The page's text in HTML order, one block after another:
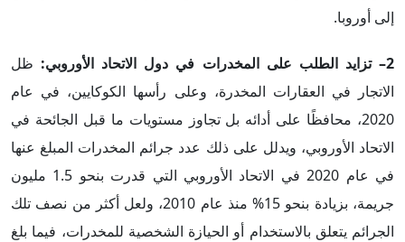
إلى أوروبا.
2– تزايد الطلب على المخدرات في دول الاتحاد الأوروبي:
ظل
الاتجار في العقارات المخدرة، وعلى رأسها الكوكايين، في عام
2020، محافظًا على أدائه بل تجاوز مستويات ما قبل الجائحة في
الاتحاد الأوروبي، ويدلل على ذلك عدد جرائم المخدرات المبلغ عنها
في عام 2020 في الاتحاد الأوروبي التي قدرت بنحو 1.5 مليون
جريمة، بزيادة بنحو 15% منذ عام 2010، ولعل أكثر من نصف تلك
الجرائم يتعلق بالاستخدام أو الحيازة الشخصية للمخدرات، فيما بلغ